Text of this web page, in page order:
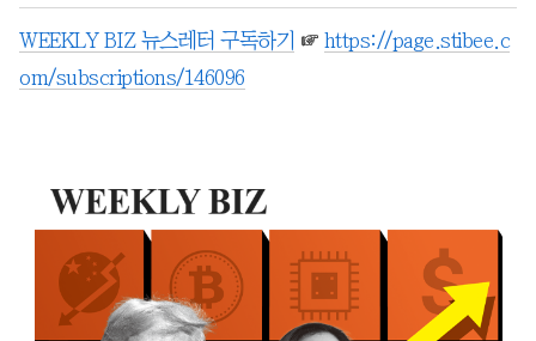
WEEKLY BIZ 뉴스레터 구독하기 ☞ https://page.stibee.c
om/subscriptions/146096